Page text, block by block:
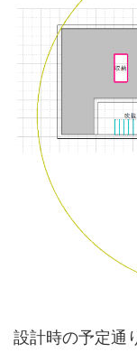
設計時の予定通